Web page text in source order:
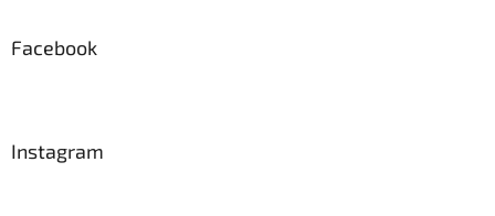
Facebook
Instagram